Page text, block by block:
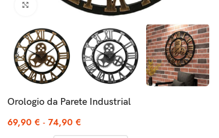
Clicca per ingrandire
Orologio da Parete Industrial
69,90 € - 74,90 €